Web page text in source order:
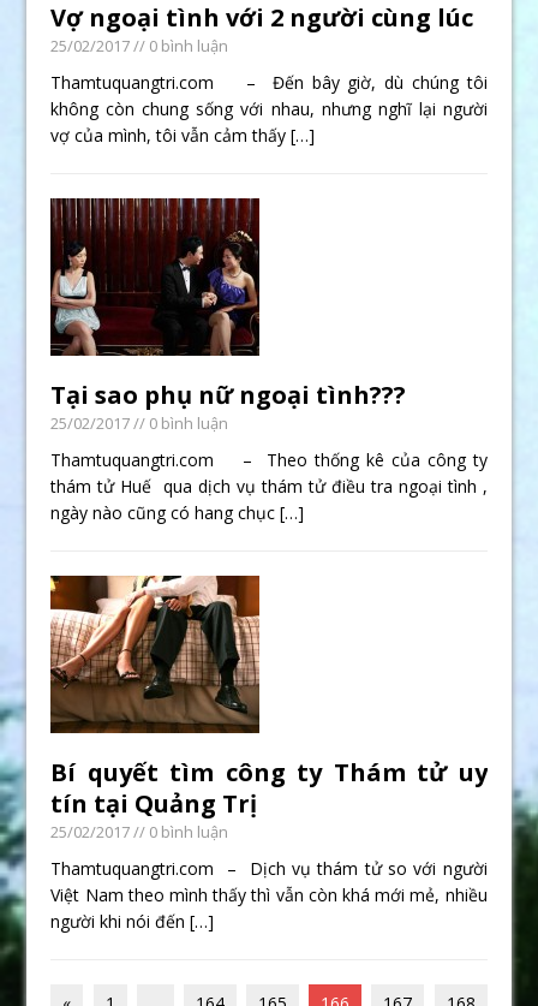
Vợ ngoại tình với 2 người cùng lúc
25/02/2017// 0 bình luận
Thamtuquangtri.com – Đến bây giờ, dù chúng tôi
không còn chung sống với nhau, nhưng nghĩ lại người
vợ của mình, tôi vẫn cảm thấy[…]
Tại sao phụ nữ ngoại tình???
25/02/2017// 0 bình luận
Thamtuquangtri.com – Theo thống kê của công ty
thám tử Huế qua dịch vụ thám tử điều tra ngoại tình ,
ngày nào cũng có hang chục[…]
Bí quyết tìm công ty Thám tử uy
tín tại Quảng Trị
25/02/2017// 0 bình luận
Thamtuquangtri.com – Dịch vụ thám tử so với người
Việt Nam theo mình thấy thì vẫn còn khá mới mẻ, nhiều
người khi nói đến[…]